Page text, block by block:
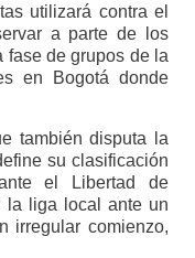
utilizará contra el
a parte de los
fase de grupos de la
en Bogotá donde
también disputa la
su clasificación
el Libertad de
la liga local ante un
irregular comienzo,